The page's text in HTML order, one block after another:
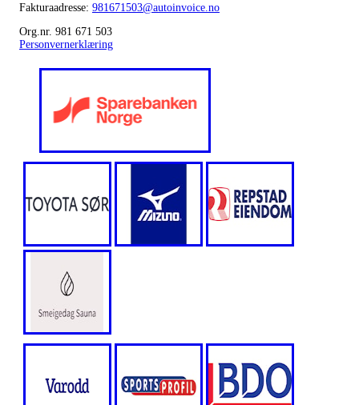
Fakturaadresse: 981671503@autoinvoice.no
Org.nr. 981 671 503
Personvernerklæring